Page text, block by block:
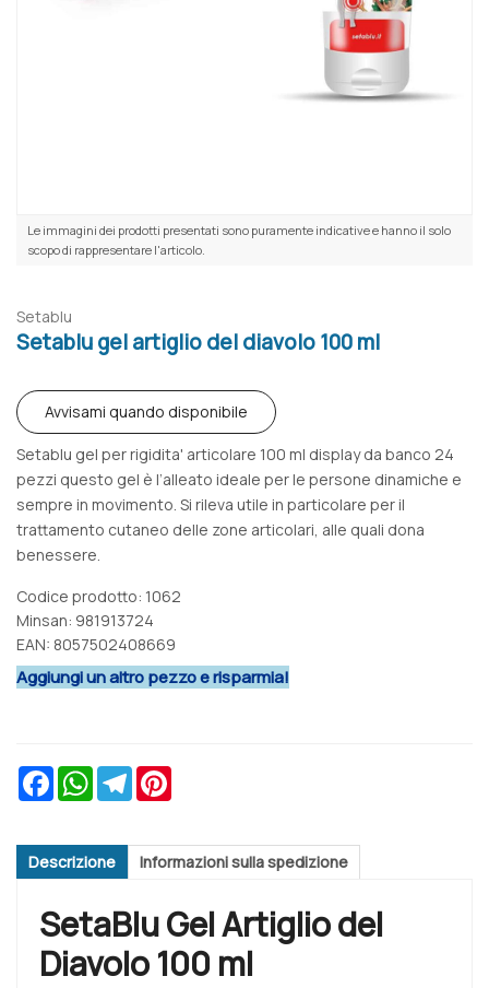
Le immagini dei prodotti presentati sono puramente indicative e hanno il solo
scopo di rappresentare l'articolo.
Setablu
Setablu gel artiglio del diavolo 100 ml
Avvisami quando disponibile
Setablu gel per rigidita' articolare 100 ml display da banco 24
pezzi questo gel è l’alleato ideale per le persone dinamiche e
sempre in movimento. Si rileva utile in particolare per il
trattamento cutaneo delle zone articolari, alle quali dona
benessere.
Codice prodotto: 1062
Minsan: 981913724
EAN: 8057502408669
Aggiungi un altro pezzo e risparmia!
FacebookWhatsAppTelegram
Descrizione Informazioni sulla spedizione
SetaBlu Gel Artiglio del
Diavolo 100 ml